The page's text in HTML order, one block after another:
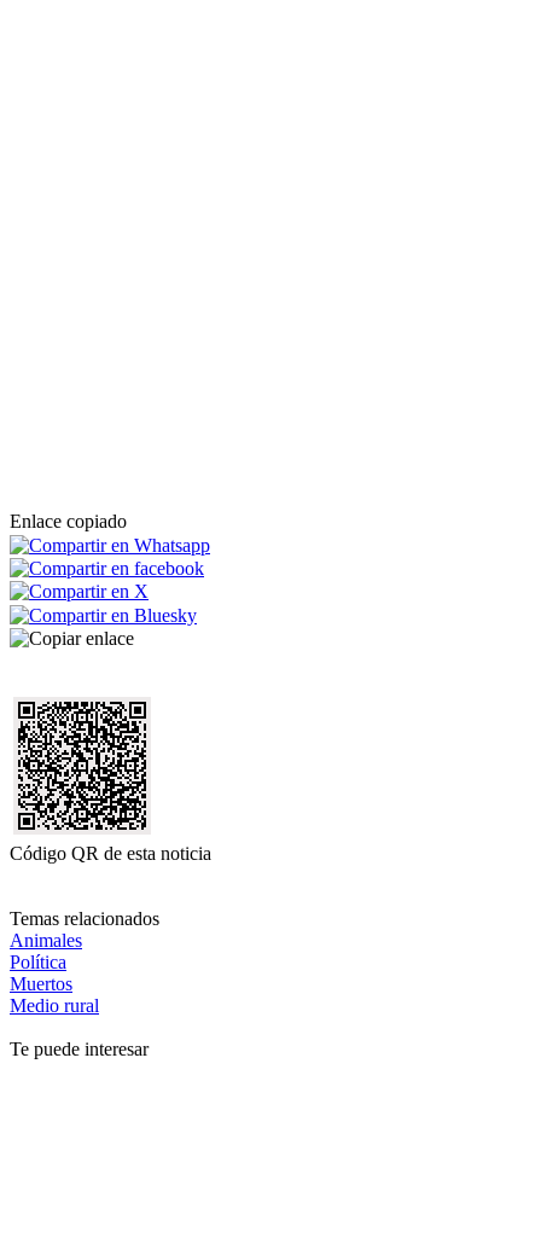
Enlace copiado
Código QR de esta noticia
Temas relacionados
Animales
Política
Muertos
Medio rural
Te puede interesar